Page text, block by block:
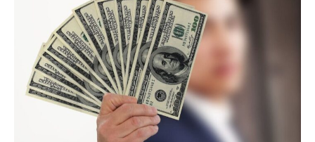
Криптовалюта
Робота і освіта
Публікації
ФОП